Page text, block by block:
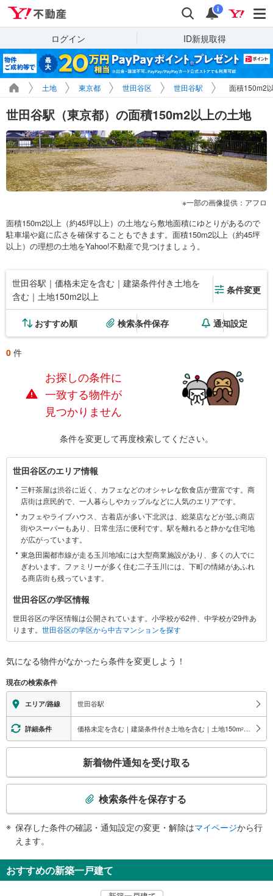
検索 通知
i
ログイン ID新規取得
土地 東京都 世田谷区 世田谷駅 面積150m2
世田谷駅（東京都）の面積150m2以上の土地
一部の画像提供：アフロ
面積150m2以上（約45坪以上）の土地なら敷地面積にゆとりがあるので
駐車場や庭に広さを確保することもできます。面積150m2以上（約45坪
以上）の理想の土地をYahoo!不動産で見つけましょう。
世田谷駅｜価格未定を含む｜建築条件付き土地を
含む｜土地150m2以上
条件変更
おすすめ順 検索条件保存 通知設定
0 件
お探しの条件に
一致する物件が
見つかりません
条件を変更して再度検索してください。
世
田
谷
区
に
関
す
る
世田谷区のエリア情報
三軒茶屋は渋谷に近く、カフェなどのオシャレな飲食店が豊富です。商
店街は庶民的で、一人暮らしやカップルなどに人気のエリアです。
カフェやライブハウス、古着店が多い下北沢は、総菜店などが並ぶ商店
街やスーパーもあり、日常生活に便利です。駅を離れると静かな住宅地
が広がっています。
東急田園都市線が走る玉川地域には大型商業施設があり、多くの人でに
ぎわいます。ファミリーが多く住む二子玉川には、下町の情緒があふれ
る商店街も残っています。
世田谷区の学区情報
世田谷区の学区情報は公開されています。小学校が62件、中学校が29件あ
ります。 世田谷区の学区から中古マンションを探す
気になる物件がなかったら条件を変更しよう！
現在の検索条件
エリア/路線 世田谷駅
詳細条件 価格未定を含む｜建築条件付き土地を含む｜土地150m2 以上
検
知
を
新着物件通知を受け取る
検索条件を保存する
保存した条件の確認・通知設定の変更・解除はマイページから行
えます。
おすすめの新築一戸建て